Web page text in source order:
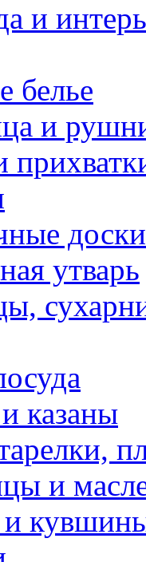
и
белье
и
доски
утварь
казаны
и